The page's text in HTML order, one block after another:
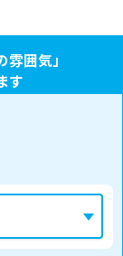
囲気」
す